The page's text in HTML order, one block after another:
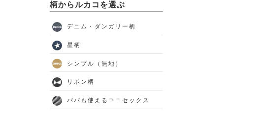
柄からルカコを選ぶ
デニム・ダンガリー柄
星柄
シンプル（無地）
リボン柄
パパも使えるユニセックス